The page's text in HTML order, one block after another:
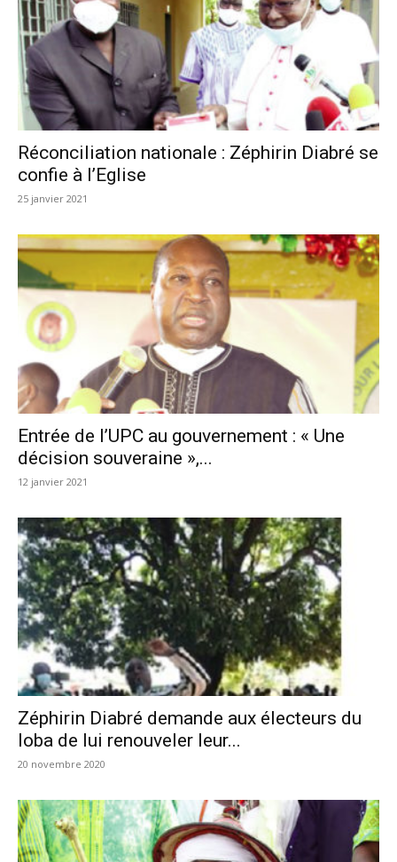
Réconciliation nationale : Zéphirin Diabré se
confie à l’Eglise
25 janvier 2021
Entrée de l’UPC au gouvernement : « Une
décision souveraine »,...
12 janvier 2021
Zéphirin Diabré demande aux électeurs du
Ioba de lui renouveler leur...
20 novembre 2020